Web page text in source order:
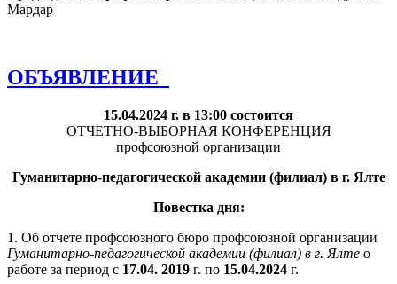
Мардар
ОБЪЯВЛЕНИЕ
15.04.2024 г. в 13:00 состоится
ОТЧЕТНО-ВЫБОРНАЯ КОНФЕРЕНЦИЯ
профсоюзной организации
Гуманитарно-педагогической академии (филиал) в г. Ялте
Повестка дня:
1. Об отчете профсоюзного бюро профсоюзной организации
Гуманитарно-педагогической академии (филиал) в г. Ялте о
работе за период с 17.04. 2019 г. по 15.04.2024 г.